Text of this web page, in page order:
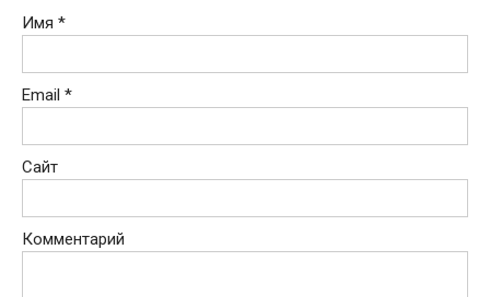
Имя *
Email *
Сайт
Комментарий